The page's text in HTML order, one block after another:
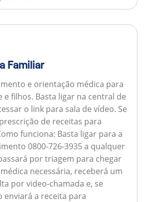
Familiar
e orientação médica para
e filhos. Basta ligar na central de
o link para sala de vídeo. Se
de receitas para
funciona: Basta ligar para a
0800-726-3935 a qualquer
por triagem para chegar
necessária, receberá um
por video-chamada e, se
enviará a receita para